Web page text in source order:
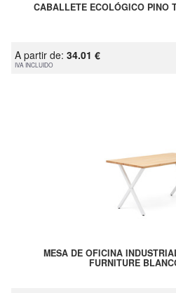
CABALLETE ECOLÓGICO PINO
A partir de: 34.01 €
IVA INCLUIDO
MESA DE OFICINA
FURNITURE